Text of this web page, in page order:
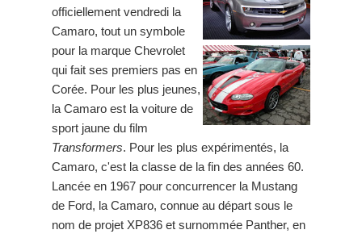
officiellement vendredi la
Camaro, tout un symbole
pour la marque Chevrolet
qui fait ses premiers pas en
Corée. Pour les plus jeunes,
la Camaro est la voiture de
sport jaune du film
Transformers. Pour les plus expérimentés, la
Camaro, c'est la classe de la fin des années 60.
Lancée en 1967 pour concurrencer la Mustang
de Ford, la Camaro, connue au départ sous le
nom de projet XP836 et surnommée Panther, en